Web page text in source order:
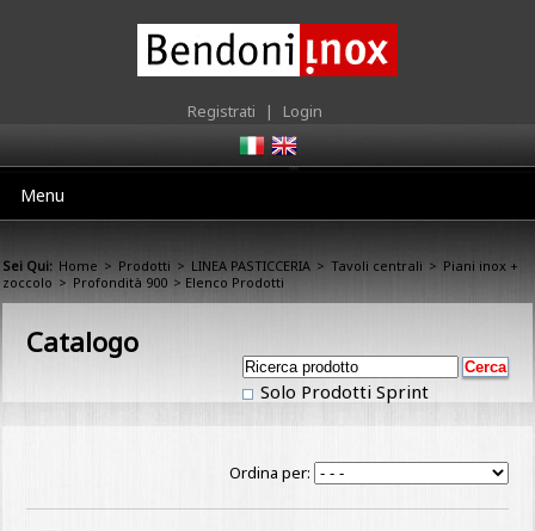
Registrati | Login
Menu
Sei Qui: Home > Prodotti > LINEA PASTICCERIA > Tavoli centrali > Piani inox +
zoccolo > Profondità 900 > Elenco Prodotti
Catalogo
Solo Prodotti Sprint
Ordina per: